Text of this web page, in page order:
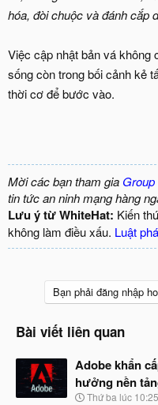
hóa, đòi chuộc và đánh cắp
Việc cập nhật bản vá không
sống còn trong bối cảnh kẻ
thời cơ để bước vào.
Mời các bạn tham gia
tin tức an ninh mạng hàng
Lưu ý từ WhiteHat: Kiến
không làm điều xấu. Luật
Bạn phải đăng nhập
Bài viết liên quan
Adobe khẩn
hưởng nền
N
Thứ ba lúc